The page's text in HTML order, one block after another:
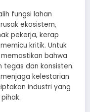
fungsi lahan
ekosistem,
pekerja, kerap
kritik. Untuk
bahwa
tegas dan konsisten.
kelestarian
industri yang